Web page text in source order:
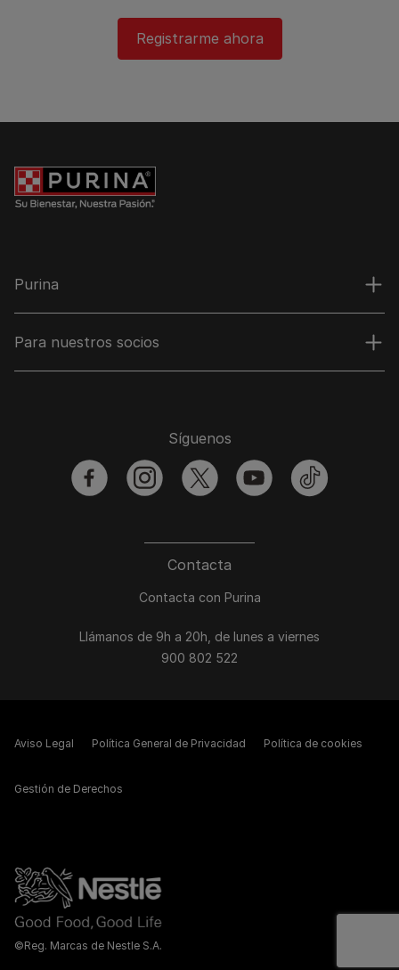
Registrarme ahora
Purina
Para nuestros socios
Contacta
Contacta con Purina
Llámanos de 9h a 20h, de lunes a viernes
900 802 522
Síguenos
facebookinstagramtwitter youtubetiktok
©Reg. Marcas de Nestle S.A.
Aviso Legal Política General de Privacidad Política de cookies
Gestión de Derechos